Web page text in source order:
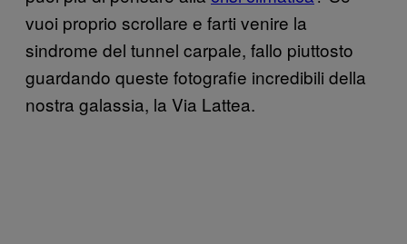
vuoi proprio scrollare e farti venire la
sindrome del tunnel carpale, fallo piuttosto
guardando queste fotografie incredibili della
nostra galassia, la Via Lattea.